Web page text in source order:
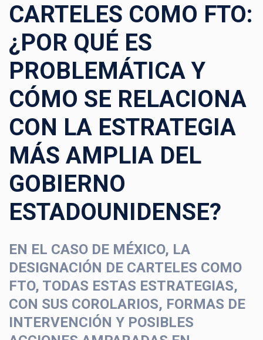
CARTELES COMO FTO:
¿POR QUÉ ES
PROBLEMÁTICA Y
CÓMO SE RELACIONA
CON LA ESTRATEGIA
MÁS AMPLIA DEL
GOBIERNO
ESTADOUNIDENSE?
EN EL CASO DE MÉXICO, LA
DESIGNACIÓN DE CARTELES COMO
FTO, TODAS ESTAS ESTRATEGIAS,
CON SUS COROLARIOS, FORMAS DE
INTERVENCIÓN Y POSIBLES